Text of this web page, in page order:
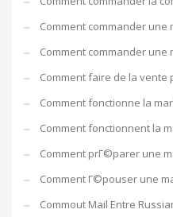
Comment commander
Comment commander
Comment faire de la vente
Comment fonctionne la
Comment fonctionnent la
Comment prГ©parer une
Comment Г©pouser une
Commout Mail Entre